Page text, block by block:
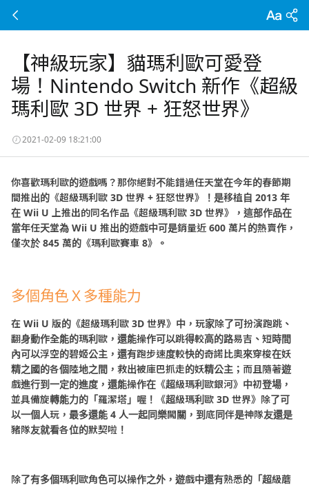
【神級玩家】貓瑪利歐可愛登
場！Nintendo Switch 新作《超級
瑪利歐 3D 世界 + 狂怒世界》
2021-02-09 18:21:00
你喜歡瑪利歐的遊戲嗎？那你絕對不能錯過任天堂在今年的春節期
間推出的《超級瑪利歐 3D 世界 + 狂怒世界》！是移植自 2013 年
在 Wii U 上推出的同名作品《超級瑪利歐 3D 世界》，這部作品在
當年任天堂為 Wii U 推出的遊戲中可是銷量近 600 萬片的熱賣作，
僅次於845 萬的《瑪利歐賽車 8》。
多個角色Ｘ多種能力
在 Wii U 版的《超級瑪利歐 3D 世界》中，玩家除了可扮演跑跳、
翻身動作全能的瑪利歐，還能操作可以跳得較高的路易吉、短時間
內可以浮空的碧姬公主，還有跑步速度較快的奇諾比奧來穿梭在妖
精之國的各個陸地之間，救出被庫巴抓走的妖精公主；而且隨著遊
戲進行到一定的進度，還能操作在《超級瑪利歐銀河》中初登場，
並具備旋轉能力的「羅潔塔」喔！《超級瑪利歐 3D 世界》除了可
以一個人玩，最多還能 4 人一起同樂闖關，到底同伴是神隊友還是
豬隊友就看各位的默契啦！
除了有多個瑪利歐角色可以操作之外，遊戲中還有熟悉的「超級蘑